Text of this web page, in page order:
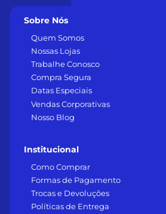
Sobre Nós
Quem Somos
Nossas Lojas
Trabalhe Conosco
Compra Segura
Datas Especiais
Vendas Corporativas
Nosso Blog
Institucional
Como Comprar
Formas de Pagamento
Trocas e Devoluções
Políticas de Entrega